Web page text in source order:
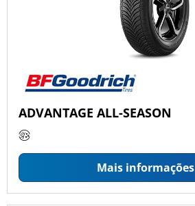
ADVANTAGE ALL-SEASON
Mais informações